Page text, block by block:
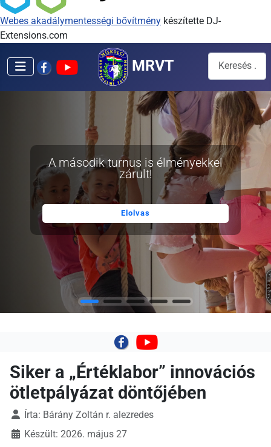
Webes akadálymentességi bővítmény készítette DJ-
Extensions.com
MRVT Keresés...
A második turnus is élményekkel
zárult!
Elolvas
Siker a „Értéklabor” innovációs
ötletpályázat döntőjében
Írta: Bárány Zoltán r. alezredes
Készült: 2026. május 27